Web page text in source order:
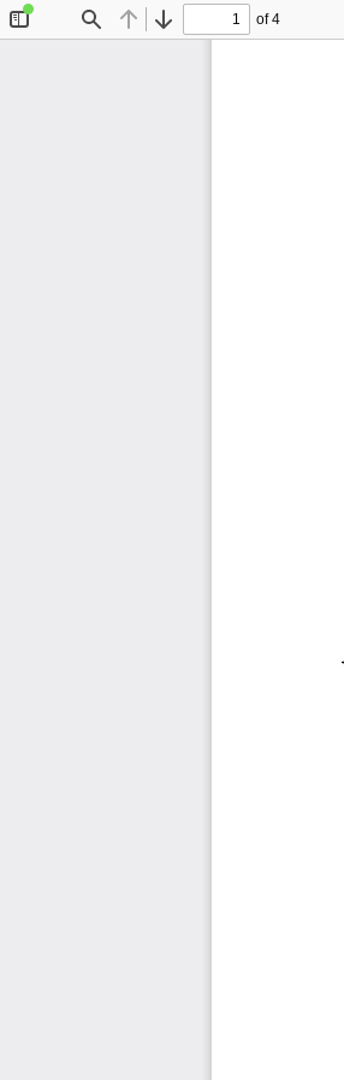
Find Previous
Next
of 4